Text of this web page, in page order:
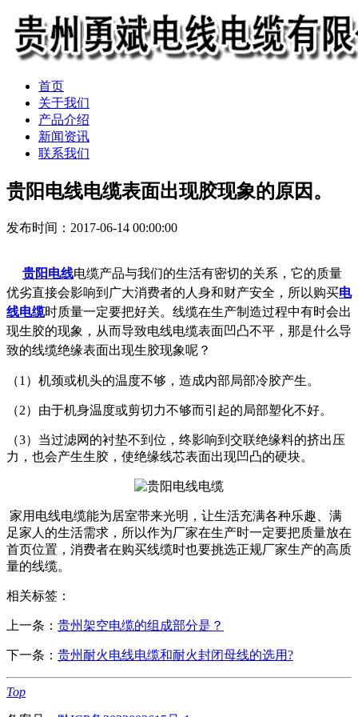
首页
关于我们
产品介绍
新闻资讯
联系我们
贵阳电线电缆表面出现胶现象的原因。
发布时间：2017-06-14 00:00:00
贵阳电线电缆产品与我们的生活有密切的关系，它的质量
优劣直接会影响到广大消费者的人身和财产安全，所以购买电
线电缆时质量一定要把好关。线缆在生产制造过程中有时会出
现生胶的现象，从而导致电线电缆表面凹凸不平，那是什么导
致的线缆绝缘表面出现生胶现象呢？
（1）机颈或机头的温度不够，造成内部局部冷胶产生。
（2）由于机身温度或剪切力不够而引起的局部塑化不好。
（3）当过滤网的衬垫不到位，终影响到交联绝缘料的挤出压
力，也会产生生胶，使绝缘线芯表面出现凹凸的硬块。
家用电线电缆能为居室带来光明，让生活充满各种乐趣、满
足家人的生活需求，所以作为厂家在生产时一定要把质量放在
首页位置，消费者在购买线缆时也要挑选正规厂家生产的高质
量的线缆。
相关标签：
上一条： 贵州架空电缆的组成部分是？
下一条： 贵州耐火电线电缆和耐火封闭母线的选用?
Top